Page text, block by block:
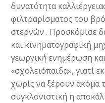
δυνατότητα
φιλτραρίσματος του
στερνών . Προσκόμισε
και κινηματογραφική
γεωργική ενημέρωση και
«σχολειόπαιδα», γιατί
χωρίς να ξέρουν ακόμα
συγκλονιστική η